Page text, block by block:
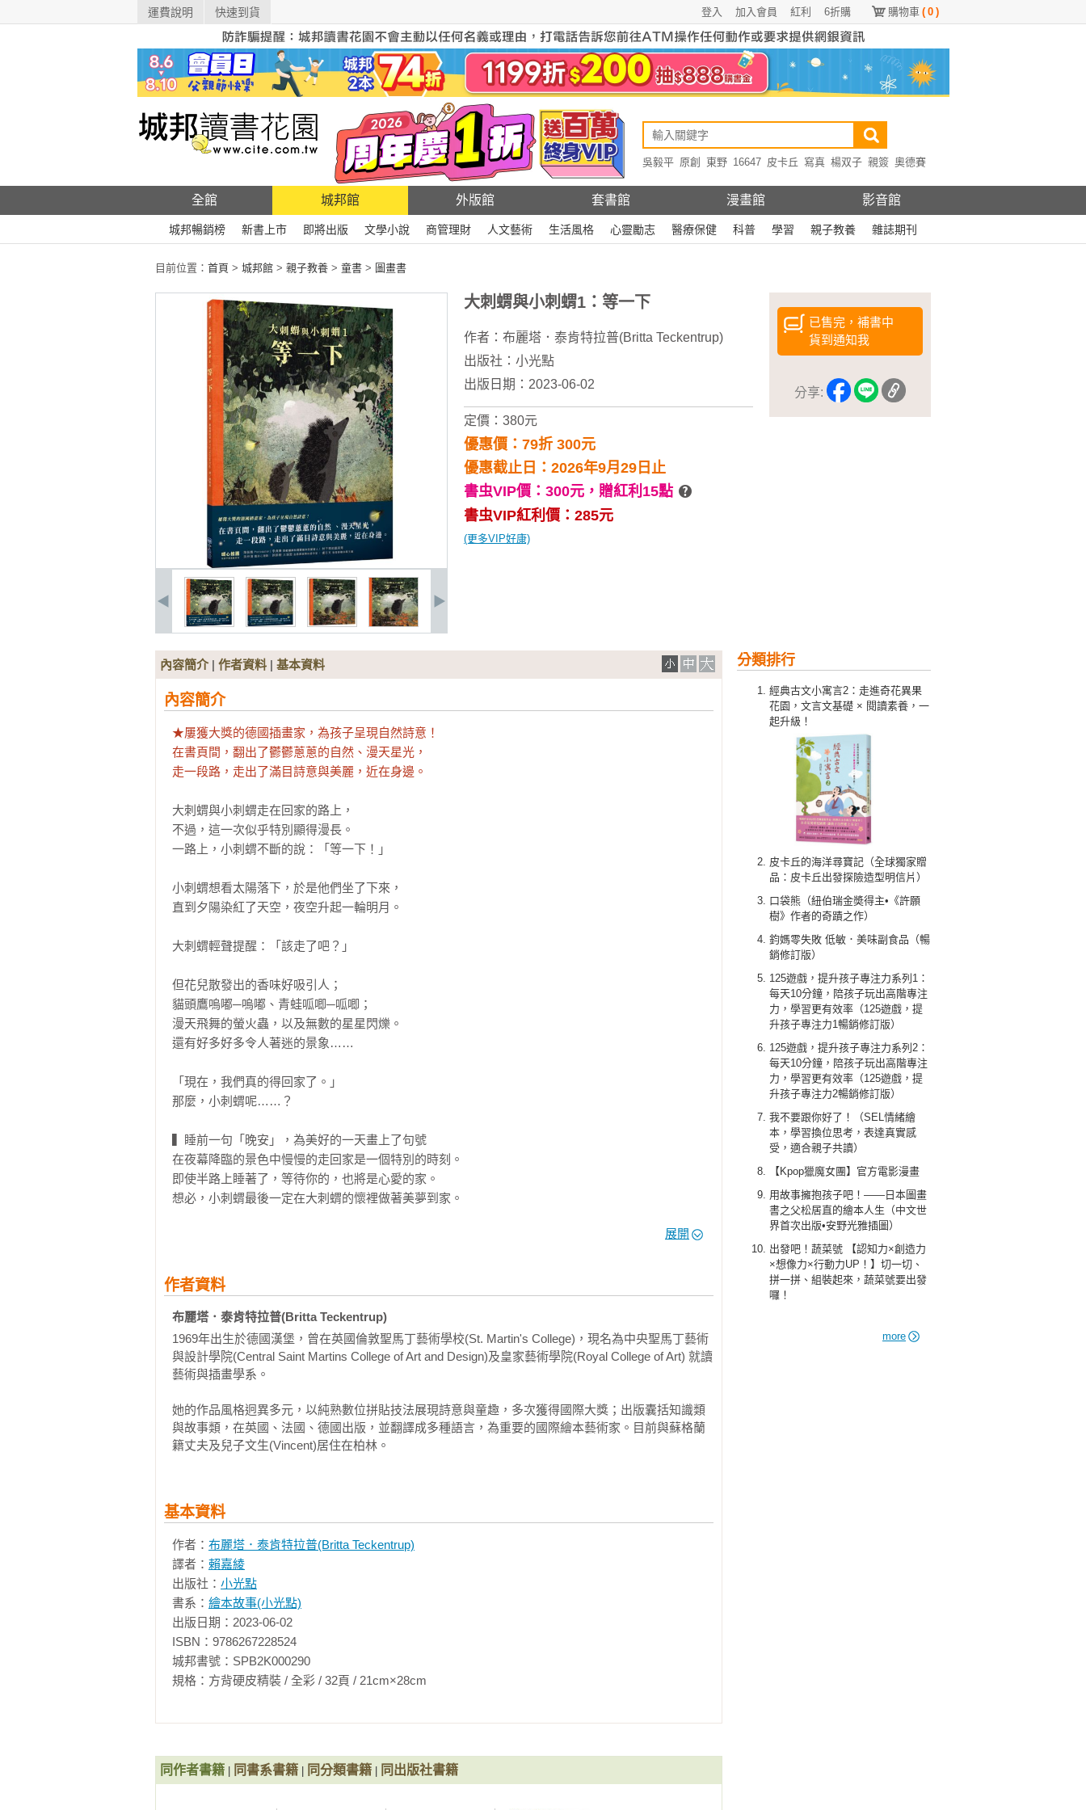
運費說明 快速到貨 購物車 ( 0 )
6折購
紅利
加入會員
登入
吳毅平 原創 東野 16647 皮卡丘 寫真 楊双子 親簽 奧德賽
全館 城邦館 外版館 套書館 漫畫館 影音館
城邦暢銷榜 新書上市 即將出版 文學小說 商管理財 人文藝術 生活風格 心靈勵志 醫療保健 科普 學習 親子教養 雜誌期刊
目前位置： 首頁 > 城邦館 > 親子教養 > 童書 > 圖畫書
已售完，補書中
貨到通知我
分享:
大刺蝟與小刺蝟1：等一下
作者： 布麗塔．泰肯特拉普(Britta Teckentrup)
出版社： 小光點
出版日期：2023-06-02
定價：380元
優惠價：79折 300元
優惠截止日：2026年9月29日止
書虫VIP價：300元， 贈紅利15點
書虫VIP紅利價：285元
(更多VIP好康)
分類排行
經典古文小寓言2：走進奇花異果
花園，文言文基礎 × 閱讀素養，一
起升級！
皮卡丘的海洋尋寶記（全球獨家贈
品：皮卡丘出發探險造型明信片）
口袋熊（紐伯瑞金奬得主•《許願
樹》作者的奇蹟之作）
鈞媽零失敗 低敏．美味副食品（暢
銷修訂版）
125遊戲，提升孩子專注力系列1：
每天10分鐘，陪孩子玩出高階專注
力，學習更有效率（125遊戲，提
升孩子專注力1暢銷修訂版）
125遊戲，提升孩子專注力系列2：
每天10分鐘，陪孩子玩出高階專注
力，學習更有效率（125遊戲，提
升孩子專注力2暢銷修訂版）
我不要跟你好了！（SEL情緒繪
本，學習換位思考，表達真實感
受，適合親子共讀）
【Kpop獵魔女團】官方電影漫畫
用故事擁抱孩子吧！——日本圖畫
書之父松居直的繪本人生（中文世
界首次出版•安野光雅插圖）
出發吧！蔬菜號 【認知力×創造力
×想像力×行動力UP！】切一切、
拼一拼、組裝起來，蔬菜號要出發
囉！
more
內容簡介| 作者資料 | 基本資料
內容簡介
★屢獲大獎的德國插畫家，為孩子呈現自然詩意！
在書頁間，翻出了鬱鬱蔥蔥的自然、漫天星光，
走一段路，走出了滿目詩意與美麗，近在身邊。
大刺蝟與小刺蝟走在回家的路上，
不過，這一次似乎特別顯得漫長。
一路上，小刺蝟不斷的說：「等一下！」
小刺蝟想看太陽落下，於是他們坐了下來，
直到夕陽染紅了天空，夜空升起一輪明月。
大刺蝟輕聲提醒：「該走了吧？」
但花兒散發出的香味好吸引人；
貓頭鷹嗚嘟─嗚嘟、青蛙呱唧─呱唧；
漫天飛舞的螢火蟲，以及無數的星星閃爍。
還有好多好多令人著迷的景象……
「現在，我們真的得回家了。」
那麼，小刺蝟呢……？
▍睡前一句「晚安」，為美好的一天畫上了句號
在夜幕降臨的景色中慢慢的走回家是一個特別的時刻。
即使半路上睡著了，等待你的，也將是心愛的家。
想必，小刺蝟最後一定在大刺蝟的懷裡做著美夢到家。
◎本書特色
★作者布麗塔．泰肯特拉普(Britta Teckentrup)為德國插畫家。其畫風充滿詩意的自然，擅長以油畫筆
觸、版畫質地做出層次分明的畫面。用色鮮明卻又帶著細膩的變化，彷彿為讀者帶來了一場森林奇幻
冒險。
★隨著書頁上的螢火蟲，一路跟著大小刺蝟回家，並在翻頁呈現了自然景象，循序漸進的陪著讀者走
＼跟著螢火蟲從夏夜走到秋天／
◎系列特色
在身邊。我們跟大刺蝟一樣，多虧了小刺蝟的等一下，才得以看見鬱鬱蔥蔥的自然展現在眼前。當然
也多虧了大刺蝟願意耐心的聆聽小刺蝟的要求，並陪著他走了這一路。
——即將出版——
第二集「我不怕」：講述了面對恐懼，以及兒童和成人如何以不同的方式應對。小刺蝟害怕黑暗和孤
獨，但他逞強的說不怕路上的汽車，也不怕狐狸。所以大刺蝟教導小刺蝟，有時害怕是有意義，有時
則不然。溫暖而令人回味的插圖使成年人可以輕鬆地與孩子們談論恐懼。
第三集「我也可以」：講述了放手與獨立。當大刺蝟在整理落葉時，小刺蝟也跟在後頭，覺得自己可
以幫忙。然而他在幫忙的過程中卻發生了危險，使得大刺蝟憂心忡忡。主題呈現，孩子們希望能夠做
想讓他們嘗試可能會有危險的事情。
◎超暖心推薦（依首字筆畫數排列）
Podcaster 海苔熊\t
展開
作者資料
布麗塔．泰肯特拉普(Britta Teckentrup)
1969年出生於德國漢堡，曾在英國倫敦聖馬丁藝術學校(St. Martin's College)，現名為中央聖馬丁藝術
與設計學院(Central Saint Martins College of Art and Design)及皇家藝術學院(Royal College of Art) 就讀
藝術與插畫學系。
她的作品風格迥異多元，以純熟數位拼貼技法展現詩意與童趣，多次獲得國際大獎；出版囊括知識類
與故事類，在英國、法國、德國出版，並翻譯成多種語言，為重要的國際繪本藝術家。目前與蘇格蘭
籍丈夫及兒子文生(Vincent)居住在柏林。
基本資料
作者： 布麗塔．泰肯特拉普(Britta Teckentrup)
譯者： 賴嘉綾
出版社： 小光點
書系： 繪本故事(小光點)
出版日期：2023-06-02
ISBN：9786267228524
城邦書號：SPB2K000290
規格：方背硬皮精裝 / 全彩 / 32頁 / 21cm×28cm
同作者書籍 同書系書籍 同分類書籍 同出版社書籍